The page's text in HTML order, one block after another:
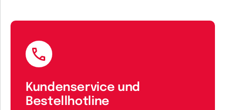
Kundenservice und
Bestellhotline